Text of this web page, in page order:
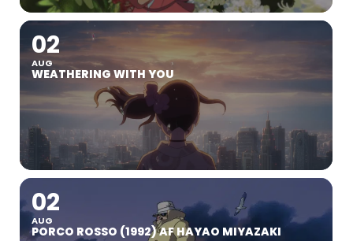
02
AUG
WEATHERING WITH YOU
02
AUG
PORCO ROSSO (1992) AF HAYAO MIYAZAKI